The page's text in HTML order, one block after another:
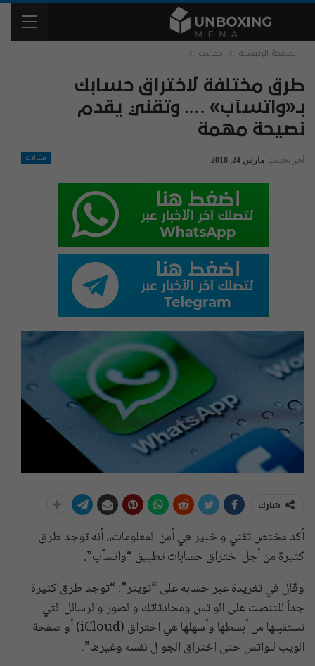
الصفحة الرئيسية مقالات
طرق مختلفة لاختراق حسابك
بـ«واتسآب» …. وتقني يقدم
نصيحة مهمة
مقالات آخر تحديث مارس 24, 2018
شارك
أكد مختص تقني و خبير في أمن المعلومات،، أنه توجد طرق
كثيرة من أجل اختراق حسابات تطبيق “واتسآب”.
وقال في تغريدة عبر حسابه على “تويتر”: “توجد طرق كثيرة
جداً للتنصت على الواتس ومحادثاتك والصور والرسائل التي
تستقبلها من أبسطها وأسهلها هي اختراق (iCloud) أو صفحة
الويب للواتس حتى اختراق الجوال نفسه وغيرها”.